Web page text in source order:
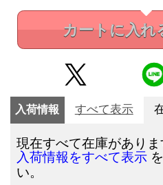
カートに入れ
入荷情報 すべて表示
現在すべて在庫がありま
入荷情報をすべて表示
い。